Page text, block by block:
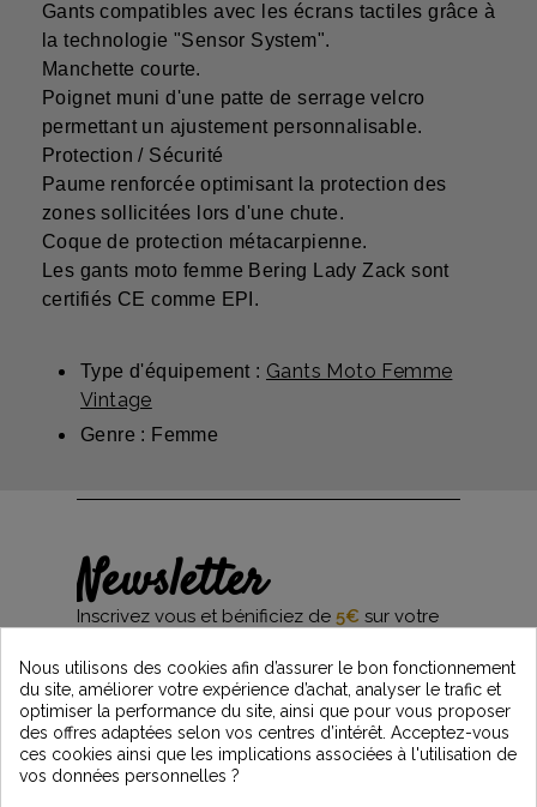
Gants compatibles avec les écrans tactiles grâce à
la technologie "Sensor System".
Manchette courte.
Poignet muni d'une patte de serrage velcro
permettant un ajustement personnalisable.
Protection / Sécurité
Paume renforcée optimisant la protection des
zones sollicitées lors d'une chute.
Coque de protection métacarpienne.
Les gants moto femme Bering Lady Zack sont
certifiés CE comme EPI.
Type d'équipement : Gants Moto Femme
Vintage
Genre : Femme
Newsletter
Inscrivez vous et bénificiez de 5€ sur votre
et restez informés des dernières nouveautés
Vintage Motors
*Dès 99€ d'achat. En vous abonnant à notre newsletter, vous reconnaissez avoir pris
Nous utilisons des cookies afin d’assurer le bon fonctionnement
du site, améliorer votre expérience d’achat, analyser le trafic et
optimiser la performance du site, ainsi que pour vous proposer
des offres adaptées selon vos centres d’intérêt. Acceptez-vous
ces cookies ainsi que les implications associées à l'utilisation de
vos données personnelles ?